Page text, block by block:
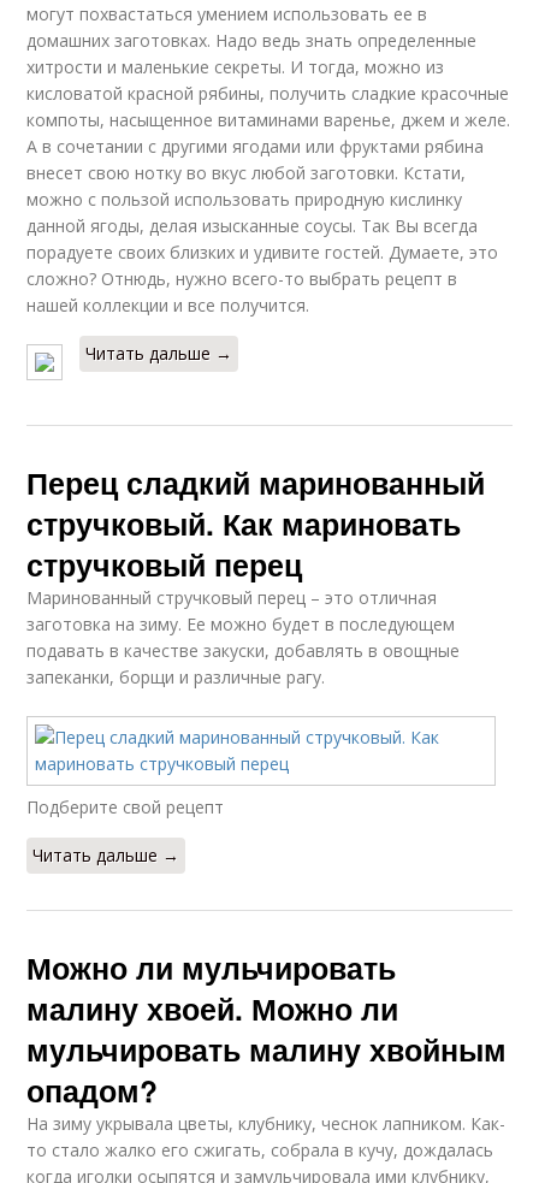
могут похвастаться умением использовать ее в
домашних заготовках. Надо ведь знать определенные
хитрости и маленькие секреты. И тогда, можно из
кисловатой красной рябины, получить сладкие красочные
компоты, насыщенное витаминами варенье, джем и желе.
А в сочетании с другими ягодами или фруктами рябина
внесет свою нотку во вкус любой заготовки. Кстати,
можно с пользой использовать природную кислинку
данной ягоды, делая изысканные соусы. Так Вы всегда
порадуете своих близких и удивите гостей. Думаете, это
сложно? Отнюдь, нужно всего-то выбрать рецепт в
нашей коллекции и все получится.
Читать дальше →
Перец сладкий маринованный
стручковый. Как мариновать
стручковый перец
Маринованный стручковый перец – это отличная
заготовка на зиму. Ее можно будет в последующем
подавать в качестве закуски, добавлять в овощные
запеканки, борщи и различные рагу.
Подберите свой рецепт
Читать дальше →
Можно ли мульчировать
малину хвоей. Можно ли
мульчировать малину хвойным
опадом?
На зиму укрывала цветы, клубнику, чеснок лапником. Как-
то стало жалко его сжигать, собрала в кучу, дождалась
когда иголки осыпятся и замульчировала ими клубнику,